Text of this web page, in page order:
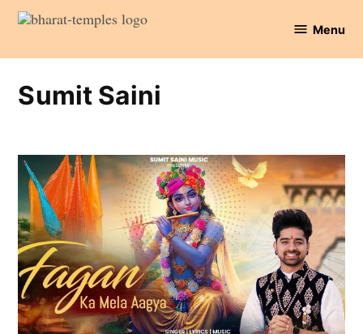
Skip
content
Temples
Menu
Sumit Saini